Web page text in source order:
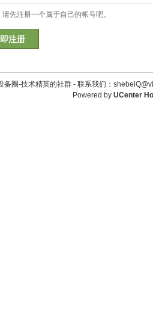
先注册一个属于自己的帐号吧。
注册
备圈-技术精英的社群 - 联系我们：
Powered by UCenter